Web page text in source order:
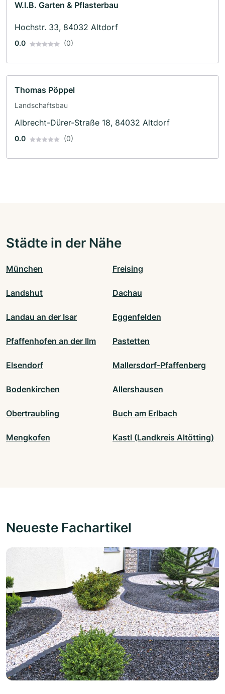
W.I.B. Garten & Pflasterbau
Hochstr. 33, 84032 Altdorf
0.0 (0)
Thomas Pöppel
Landschaftsbau
Albrecht-Dürer-Straße 18, 84032 Altdorf
0.0 (0)
Städte in der Nähe
München Freising
Landshut Dachau
Landau an der Isar Eggenfelden
Pfaffenhofen an der Ilm Pastetten
Elsendorf Mallersdorf-Pfaffenberg
Bodenkirchen Allershausen
Obertraubling Buch am Erlbach
Mengkofen Kastl (Landkreis Altötting)
Neueste Fachartikel